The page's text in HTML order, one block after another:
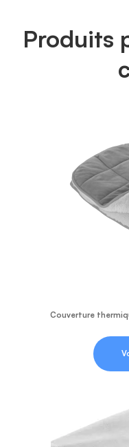
Produits
Couverture